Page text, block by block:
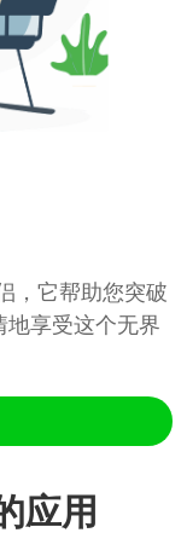
，它帮助您突破
享受这个无界
应用